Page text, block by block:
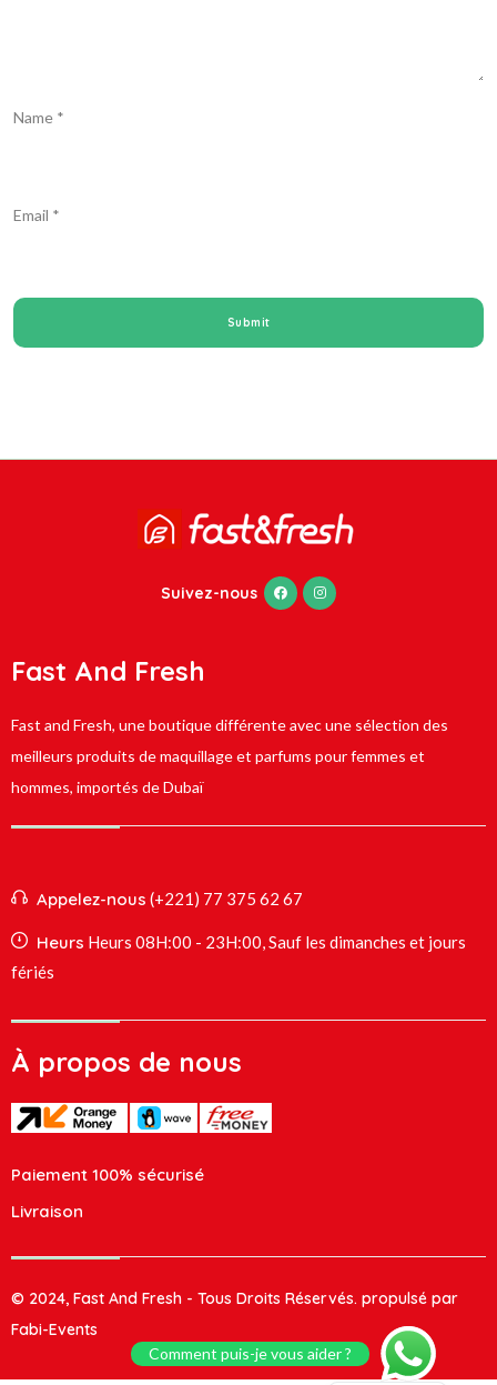
Name *
Email *
Suivez-nous
Fast And Fresh
Fast and Fresh, une boutique différente avec une sélection des
meilleurs produits de maquillage et parfums pour femmes et
hommes, importés de Dubaï
Appelez-nous (+221) 77 375 62 67
Heurs Heurs 08H:00 - 23H:00, Sauf les dimanches et jours
fériés
À propos de nous
Paiement 100% sécurisé
Livraison
© 2024, Fast And Fresh - Tous Droits Réservés. propulsé par
Fabi-Events
Comment puis-je vous aider ?